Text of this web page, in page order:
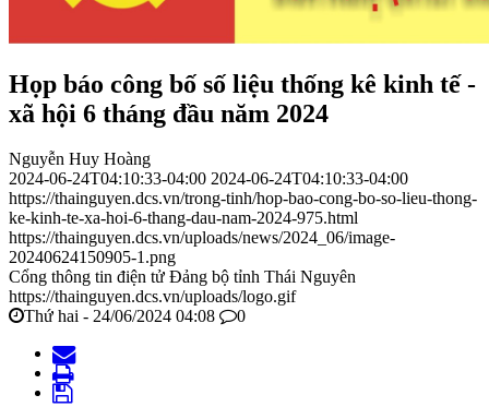
Họp báo công bố số liệu thống kê kinh tế -
xã hội 6 tháng đầu năm 2024
Nguyễn Huy Hoàng
2024-06-24T04:10:33-04:00 2024-06-24T04:10:33-04:00
https://thainguyen.dcs.vn/trong-tinh/hop-bao-cong-bo-so-lieu-thong-
ke-kinh-te-xa-hoi-6-thang-dau-nam-2024-975.html
https://thainguyen.dcs.vn/uploads/news/2024_06/image-
20240624150905-1.png
Cổng thông tin điện tử Đảng bộ tỉnh Thái Nguyên
https://thainguyen.dcs.vn/uploads/logo.gif
Thứ hai - 24/06/2024 04:08
0